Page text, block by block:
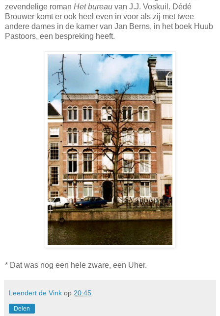
zevendelige roman Het bureau van J.J. Voskuil. Dédé
Brouwer komt er ook heel even in voor als zij met twee
andere dames in de kamer van Jan Berns, in het boek Huub
Pastoors, een bespreking heeft.
* Dat was nog een hele zware, een Uher.
Leendert de Vink op 20:45
Delen